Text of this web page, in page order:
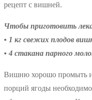
рецепт с вишней.
Чтобы приготовить
• 1 кг свежих плодов
• 4 стакана парного
Вишню хорошо промыть и
порций ягоды